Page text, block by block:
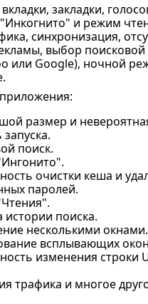
закладки,
и режим
синхронизация,
выбор поисковой
или Google), ночной
размер и
поиск.
очистки кеша и
паролей.
истории поиска.
несколькими окнами.
всплывающих
изменения строки
трафика и многое